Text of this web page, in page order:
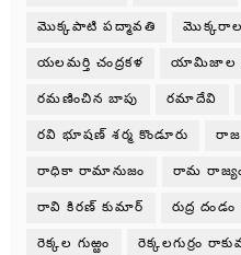
మొక్కపాటి పద్మావతి
యలమర్తి చంద్రకళ యామిజాల
రమణించిన బాపు రమాదేవి
రవి భూషణ్ శర్మ కొండూరు రాజ
రాధికా రామానుజం రామ
రావి కిరణ్ కుమార్ రుద్ర
రెక్కల గుఱ్ఱం రెక్కలగుర్రం